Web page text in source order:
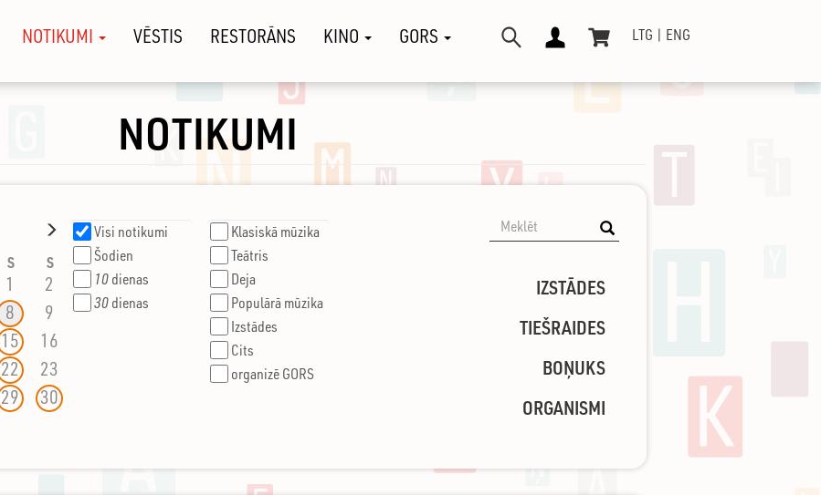
LTG ENG
NOTIKUMI VĒSTIS RESTORĀNS KINO GORS
NOTIKUMI
Next
S S
1
2
8
9
15
16
22
23
29
30
Visi notikumi
Šodien
10dienas
30dienas
Klasiskā mūzika
Teātris
Deja
Populārā mūzika
Izstādes
Cits
organizē GORS
IZSTĀDES
TIEŠRAIDES
BOŅUKS
ORGANISMI